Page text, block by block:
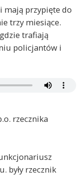
mają przypięte do
trzy miesiące.
trafiają
policjantów i
rzecznika
były rzecznik